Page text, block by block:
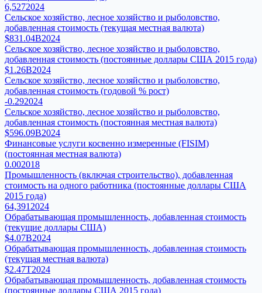
6,5272024
Сельское хозяйство, лесное хозяйство и рыболовство,
добавленная стоимость (текущая местная валюта)
$831.04B2024
Сельское хозяйство, лесное хозяйство и рыболовство,
добавленная стоимость (постоянные доллары США 2015 года)
$1.26B2024
Сельское хозяйство, лесное хозяйство и рыболовство,
добавленная стоимость (годовой % рост)
-0.292024
Сельское хозяйство, лесное хозяйство и рыболовство,
добавленная стоимость (постоянная местная валюта)
$596.09B2024
Финансовые услуги косвенно измеренные (FISIM)
(постоянная местная валюта)
0.002018
Промышленность (включая строительство), добавленная
стоимость на одного работника (постоянные доллары США
2015 года)
64,391 2024
Обрабатывающая промышленность, добавленная стоимость
(текущие доллары США)
$4.07B2024
Обрабатывающая промышленность, добавленная стоимость
(текущая местная валюта)
$2.47T2024
Обрабатывающая промышленность, добавленная стоимость
(постоянные доллары США 2015 года)